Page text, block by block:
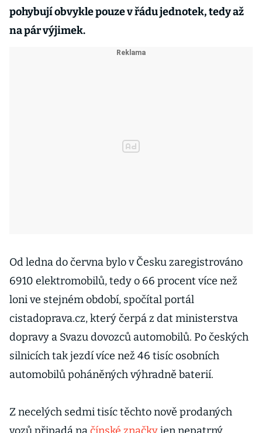
pohybují obvykle pouze v řádu jednotek, tedy až
na pár výjimek.
Od ledna do června bylo v Česku zaregistrováno
6910 elektromobilů, tedy o 66 procent více než
loni ve stejném období, spočítal portál
cistadoprava.cz, který čerpá z dat ministerstva
dopravy a Svazu dovozců automobilů. Po českých
silnicích tak jezdí více než 46 tisíc osobních
automobilů poháněných výhradně baterií.
Z necelých sedmi tisíc těchto nově prodaných